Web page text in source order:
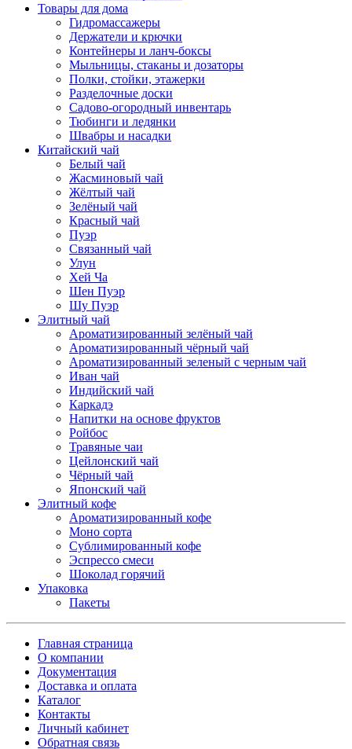
Товары для дома
Гидромассажеры
Держатели и крючки
Контейнеры и ланч-боксы
Мыльницы, стаканы и дозаторы
Полки, стойки, этажерки
Разделочные доски
Садово-огородный инвентарь
Тюбинги и ледянки
Швабры и насадки
Китайский чай
Белый чай
Жасминовый чай
Жёлтый чай
Зелёный чай
Красный чай
Пуэр
Связанный чай
Улун
Хей Ча
Шен Пуэр
Шу Пуэр
Элитный чай
Ароматизированный зелёный чай
Ароматизированный чёрный чай
Ароматизированный зеленый с черным чай
Иван чай
Индийский чай
Каркадэ
Напитки на основе фруктов
Ройбос
Травяные чаи
Цейлонский чай
Чёрный чай
Японский чай
Элитный кофе
Ароматизированный кофе
Моно сорта
Сублимированный кофе
Эспрессо смеси
Шоколад горячий
Упаковка
Пакеты
Главная страница
О компании
Документация
Доставка и оплата
Каталог
Контакты
Личный кабинет
Обратная связь